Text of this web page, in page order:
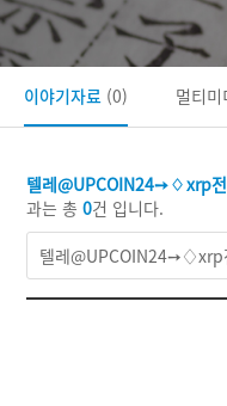
텔레@UPCOIN24➙♢xrp전
과는 총0건 입니다.
이야기자료 (0) 멀티미